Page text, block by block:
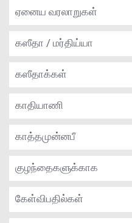
ஏனைய வரலாறுகள்
கஸீதா / மர்திய்யா
கஸீதாக்கள்
காதியாணி
காத்தமுன்னபீ
குழந்தைகளுக்காக
கேள்விபதில்கள்